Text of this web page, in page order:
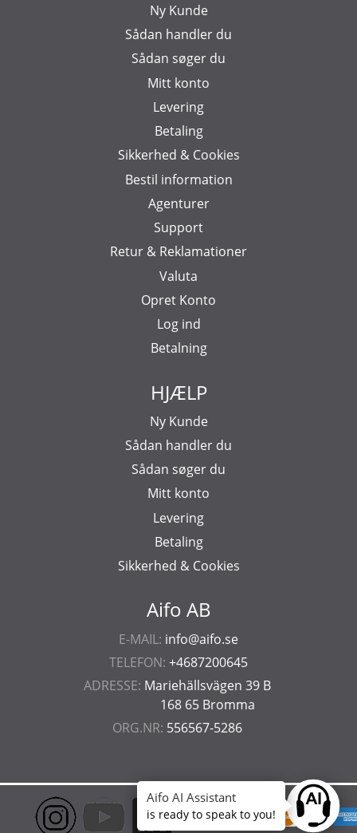
Aifo AB
E-MAIL: info@aifo.se
TELEFON: +4687200645
ADRESSE: Mariehällsvägen 39 B
168 65 Bromma
ORG.NR: 556567-5286
Ny Kunde
Sådan handler du
Sådan søger du
Mitt konto
Levering
Betaling
Sikkerhed & Cookies
Bestil information
Agenturer
Support
Retur & Reklamationer
Valuta
Opret Konto
Log ind
Betalning
HJÆLP
Ny Kunde
Sådan handler du
Sådan søger du
Mitt konto
Levering
Betaling
Sikkerhed & Cookies
Ask
Aifo AI Assistant
is ready to speak to you!